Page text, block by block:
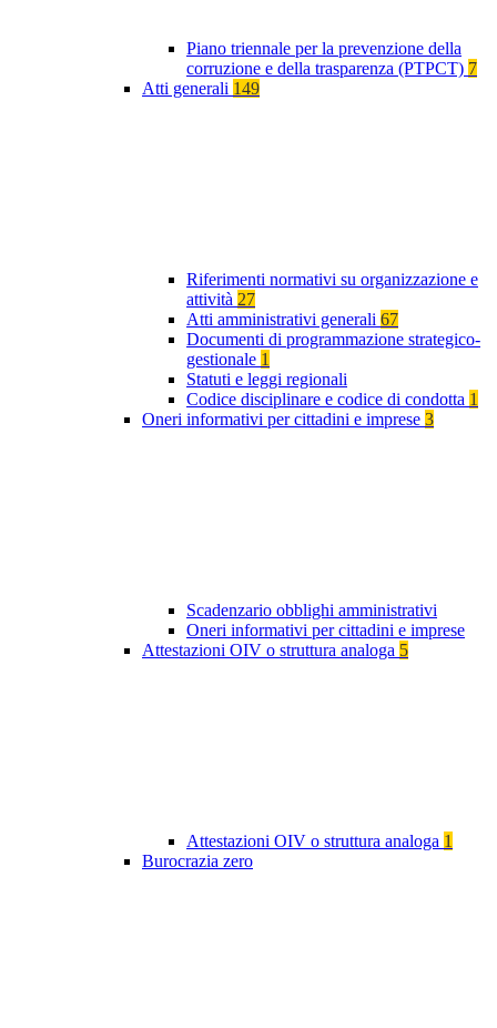
Piano triennale per la prevenzione della
corruzione e della trasparenza (PTPCT) 7
Atti generali 149
Riferimenti normativi su organizzazione e
attività 27
Atti amministrativi generali 67
Documenti di programmazione strategico-
gestionale 1
Statuti e leggi regionali
Codice disciplinare e codice di condotta 1
Oneri informativi per cittadini e imprese 3
Scadenzario obblighi amministrativi
Oneri informativi per cittadini e imprese
Attestazioni OIV o struttura analoga 5
Attestazioni OIV o struttura analoga 1
Burocrazia zero